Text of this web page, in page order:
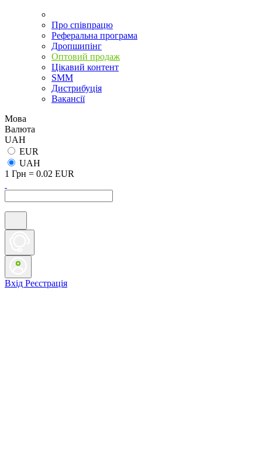
Про співпрацю
Реферальна програма
Дропшипінг
Оптовий продаж
Цікавий контент
SMM
Дистрибуція
Вакансії
Мова
Валюта
UAH
EUR
UAH
1 Грн = 0.02 EUR
Вхід Реєстрація